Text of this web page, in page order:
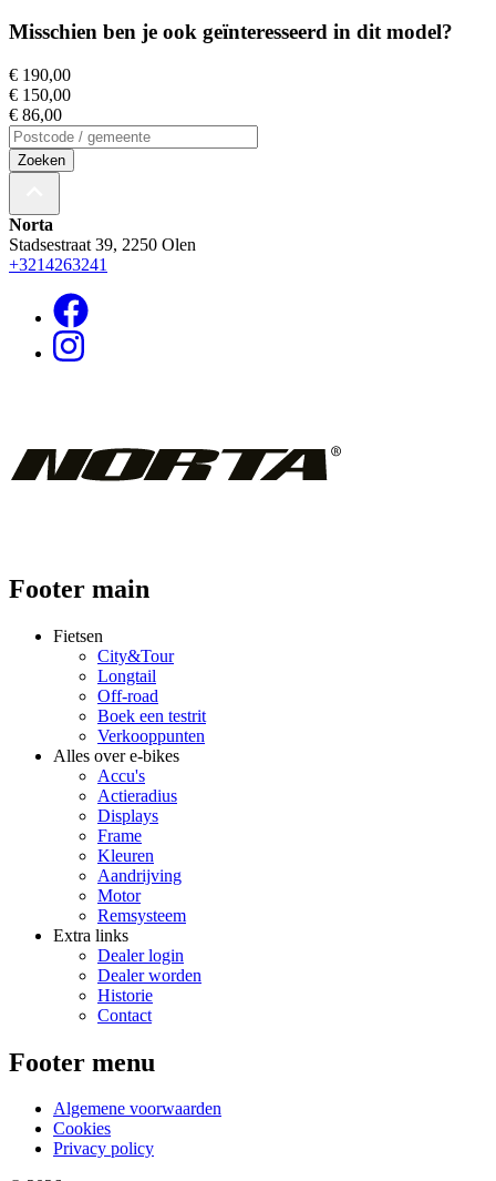
Misschien ben je ook geïnteresseerd in dit model?
€ 190,00
€ 150,00
€ 86,00
Norta
Stadsestraat 39, 2250 Olen
+3214263241
Footer main
Fietsen
City&Tour
Longtail
Off-road
Boek een testrit
Verkooppunten
Alles over e-bikes
Accu's
Actieradius
Displays
Frame
Kleuren
Aandrijving
Motor
Remsysteem
Extra links
Dealer login
Dealer worden
Historie
Contact
Footer menu
Algemene voorwaarden
Cookies
Privacy policy